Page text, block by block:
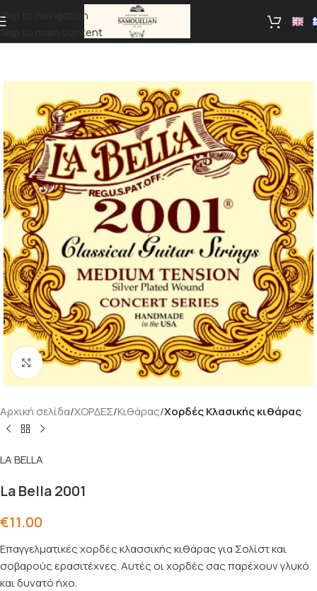
Skip to navigation
Skip to main content
Click to enlarge
Αρχική σελίδα ΧΟΡΔΕΣ Κιθάρας Χορδές Κλασικής κιθάρας
LA BELLA
La Bella 2001
€11.00
Επαγγελματικές χορδές κλασσικής κιθάρας για Σολίστ και
σοβαρούς ερασιτέχνες. Αυτές οι χορδές σας παρέχουν γλυκό
και δυνατό ήχο.